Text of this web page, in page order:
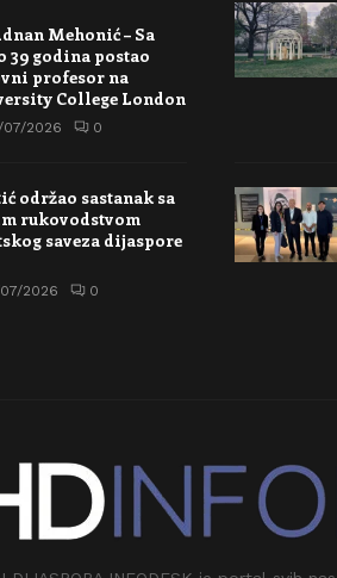
Mehonić – Sa
39 godina postao
profesor na
College London
07/2026 0
održao sastanak sa
rukovodstvom
saveza dijaspore
2026 0